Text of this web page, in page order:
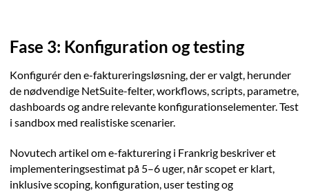
Fase 3: Konfiguration og testing
Konfigurér den e-faktureringsløsning, der er valgt, herunder
de nødvendige NetSuite-felter, workflows, scripts, parametre,
dashboards og andre relevante konfigurationselementer. Test
i sandbox med realistiske scenarier.
Novutech artikel om e-fakturering i Frankrig beskriver et
implementeringsestimat på 5–6 uger, når scopet er klart,
inklusive scoping, konfiguration, user testing og